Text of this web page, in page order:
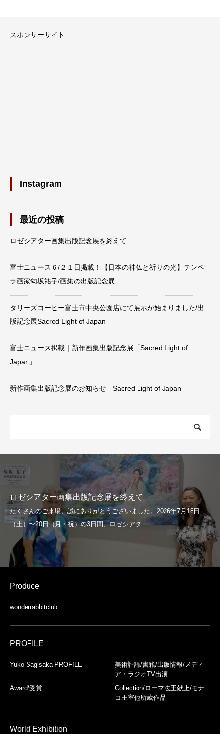
スポンサーサイト
Instagram
最近の投稿
ロゼシアター画集出版記念展を終えて
富士ニュース６/２１日掲載！【日本の神仏と祈りの光】テンペ
ラ画家匂坂祐子/画集の出版記念展
タリーズコーヒー富士市中央公園店にて展示が始まりました/出
版記念展Sacred Light of Japan
富士ニュース掲載｜新作画集出版記念展「Sacred Light of
Japan」
新作画集出版記念展のお知らせ Sacred Light of Japan
ロゼシアター画集出版記念展を終えて
Produce
wonderrabbitclub
PROFILE
Yuko Sagisaka PROFILE
美術評論/書籍/出版情報/メディ
ア・ラジオTV出演
Award/受賞
Collection/ローマ法王献上/モナ
コ王室他所蔵作品
World Exhibition